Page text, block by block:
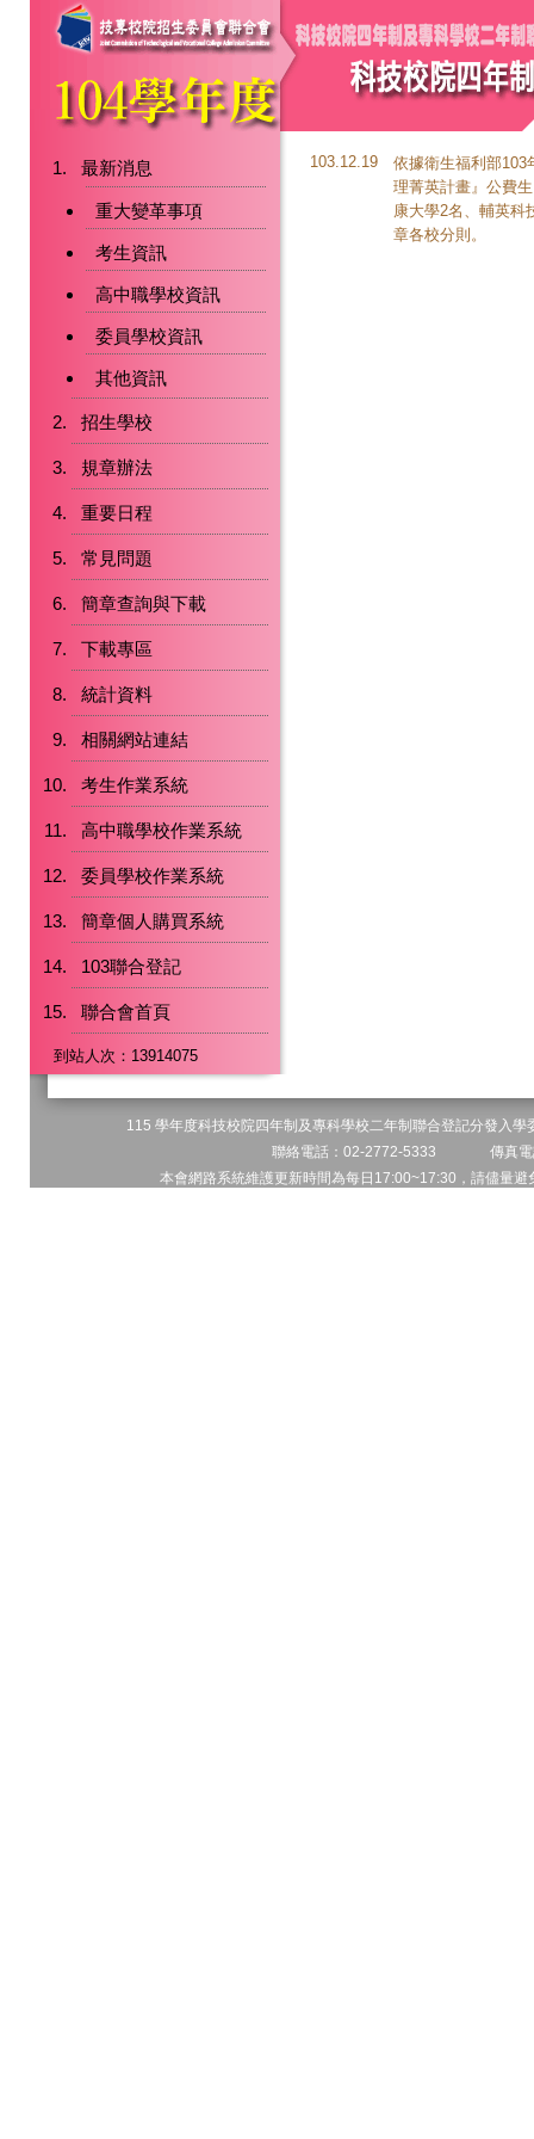
最新消息
重大變革事項
考生資訊
高中職學校資訊
委員學校資訊
其他資訊
招生學校
規章辦法
重要日程
常見問題
簡章查詢與下載
下載專區
統計資料
相關網站連結
考生作業系統
高中職學校作業系統
委員學校作業系統
簡章個人購買系統
103聯合登記
聯合會首頁
到站人次：13914075
103.12.19
依據衛生福利部103
理菁英計畫』公費
康大學2名、輔英科
章各校分則。
115 學年度科技校院四年制及專科學校二年制聯合登記分發
聯絡電話：02-2772-5333 傳真
本會網路系統維護更新時間為每日17:00~17:30，請儘量